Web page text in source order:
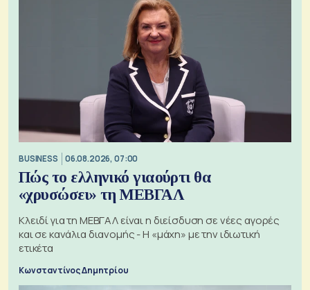
BUSINESS 06.08.2026, 07:00
Πώς το ελληνικό γιαούρτι θα
«χρυσώσει» τη ΜΕΒΓΑΛ
Κλειδί για τη ΜΕΒΓΑΛ είναι η διείσδυση σε νέες αγορές
και σε κανάλια διανομής - Η «μάχη» με την ιδιωτική
ετικέτα
Κωνσταντίνος Δημητρίου